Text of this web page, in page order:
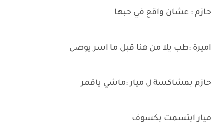
حازم : عشان واقع في حبها
اميرة :طب يلا من هنا قبل ما اسر يوصل
حازم بمشاكسة ل ميار :ماشي ياقمر
ميار ابتسمت بكسوف